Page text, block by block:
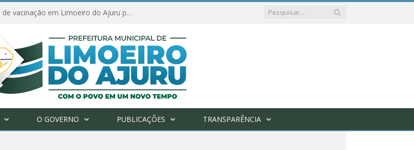
Amanhã começa nova etapa de vacinação em Limoeiro do Ajuru para idosos com 65 ou mais
O GOVERNO PUBLICAÇÕES TRANSPARÊNCIA